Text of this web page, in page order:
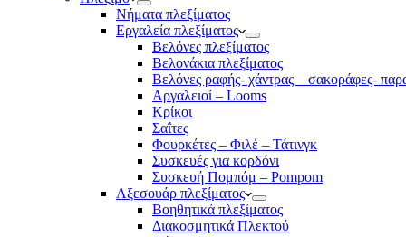
Νήματα πλεξίματος
Εργαλεία πλεξίματος
Βελόνες πλεξίματος
Βελονάκια πλεξίματος
Βελόνες ραφής- χάντρας – σακοράφες-
Αργαλειοί – Looms
Κρίκοι
Σαΐτες
Φουρκέτες – Φιλέ – Τάτινγκ
Συσκευές για κορδόνι
Συσκευή Πομπόμ – Pompom
Αξεσουάρ πλεξίματος
Βοηθητικά πλεξίματος
Διακοσμητικά Πλεκτού